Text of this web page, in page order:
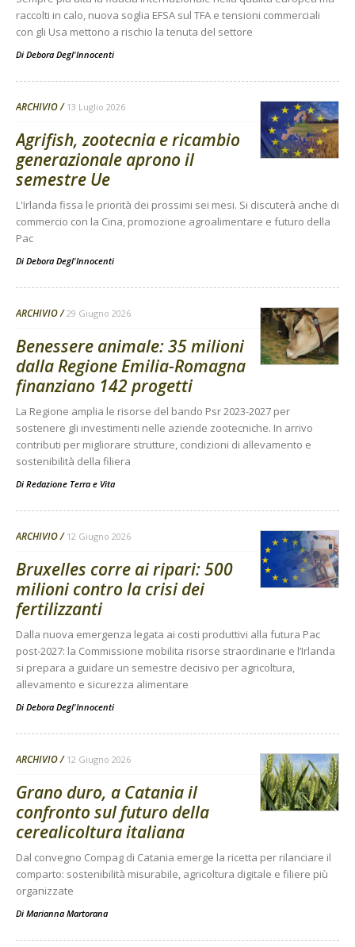
raccolti in calo, nuova soglia EFSA sul TFA e tensioni commerciali
con gli Usa mettono a rischio la tenuta del settore
Di Debora Degl'Innocenti
ARCHIVIO 13 Luglio 2026
Agrifish, zootecnia e ricambio
generazionale aprono il
semestre Ue
L'Irlanda fissa le priorità dei prossimi sei mesi. Si discuterà anche di
commercio con la Cina, promozione agroalimentare e futuro della
Pac
Di Debora Degl'Innocenti
ARCHIVIO 29 Giugno 2026
Benessere animale: 35 milioni
dalla Regione Emilia-Romagna
finanziano 142 progetti
La Regione amplia le risorse del bando Psr 2023-2027 per
sostenere gli investimenti nelle aziende zootecniche. In arrivo
contributi per migliorare strutture, condizioni di allevamento e
sostenibilità della filiera
Di Redazione Terra e Vita
ARCHIVIO 12 Giugno 2026
Bruxelles corre ai ripari: 500
milioni contro la crisi dei
fertilizzanti
Dalla nuova emergenza legata ai costi produttivi alla futura Pac
post-2027: la Commissione mobilita risorse straordinarie e l’Irlanda
si prepara a guidare un semestre decisivo per agricoltura,
allevamento e sicurezza alimentare
Di Debora Degl'Innocenti
ARCHIVIO 12 Giugno 2026
Grano duro, a Catania il
confronto sul futuro della
cerealicoltura italiana
Dal convegno Compag di Catania emerge la ricetta per rilanciare il
comparto: sostenibilità misurabile, agricoltura digitale e filiere più
organizzate
Di Marianna Martorana